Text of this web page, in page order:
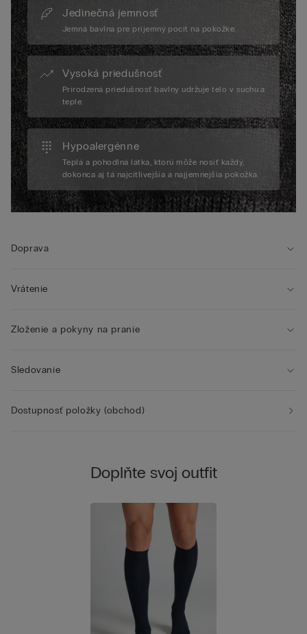
Jedinečná jemnosť
Jemná bavlna pre príjemný pocit na pokožke.
Vysoká priedušnosť
Prirodzená priedušnosť bavlny udržuje telo v suchu a
teple.
Hypoalergénne
Teplá a pohodlná látka, ktorú môže nosiť každý,
dokonca aj tá najcitlivejšia a najjemnejšia pokožka.
Doprava
Vrátenie
Zloženie a pokyny na pranie
Sledovanie
Dostupnosť položky (obchod)
Doplňte svoj outfit